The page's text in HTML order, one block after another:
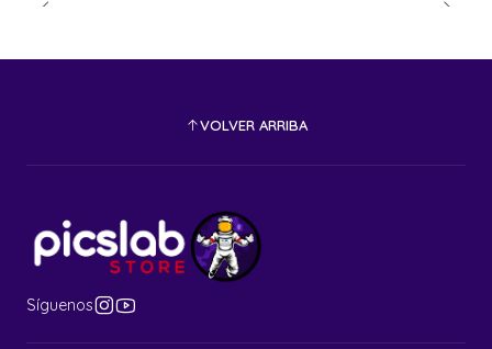
VOLVER ARRIBA
Síguenos